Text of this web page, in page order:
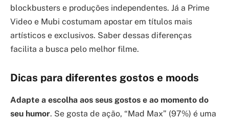
blockbusters e produções independentes. Já a Prime
Video e Mubi costumam apostar em títulos mais
artísticos e exclusivos. Saber dessas diferenças
facilita a busca pelo melhor filme.
Dicas para diferentes gostos e moods
Adapte a escolha aos seus gostos e ao momento do
seu humor. Se gosta de ação, “Mad Max” (97%) é uma